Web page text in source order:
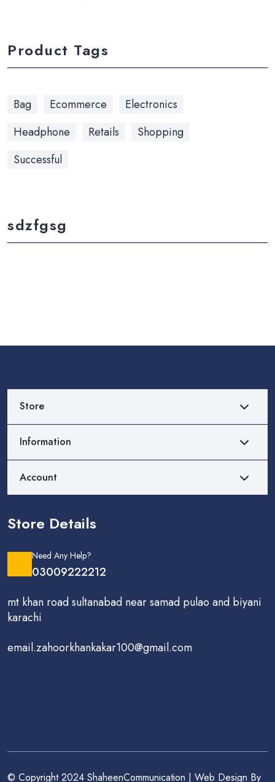
Product Tags
Bag Ecommerce
Electronics
Headphone
Retails
Shopping
Successful
sdzfgsg
Store
Information
Account
Store Details
Need Any Help?
03009222212
mt khan road sultanabad near samad pulao and biyani
karachi
email.zahoorkhankakar100@gmail.com
© Copyright 2024 ShaheenCommunication | Web Design By